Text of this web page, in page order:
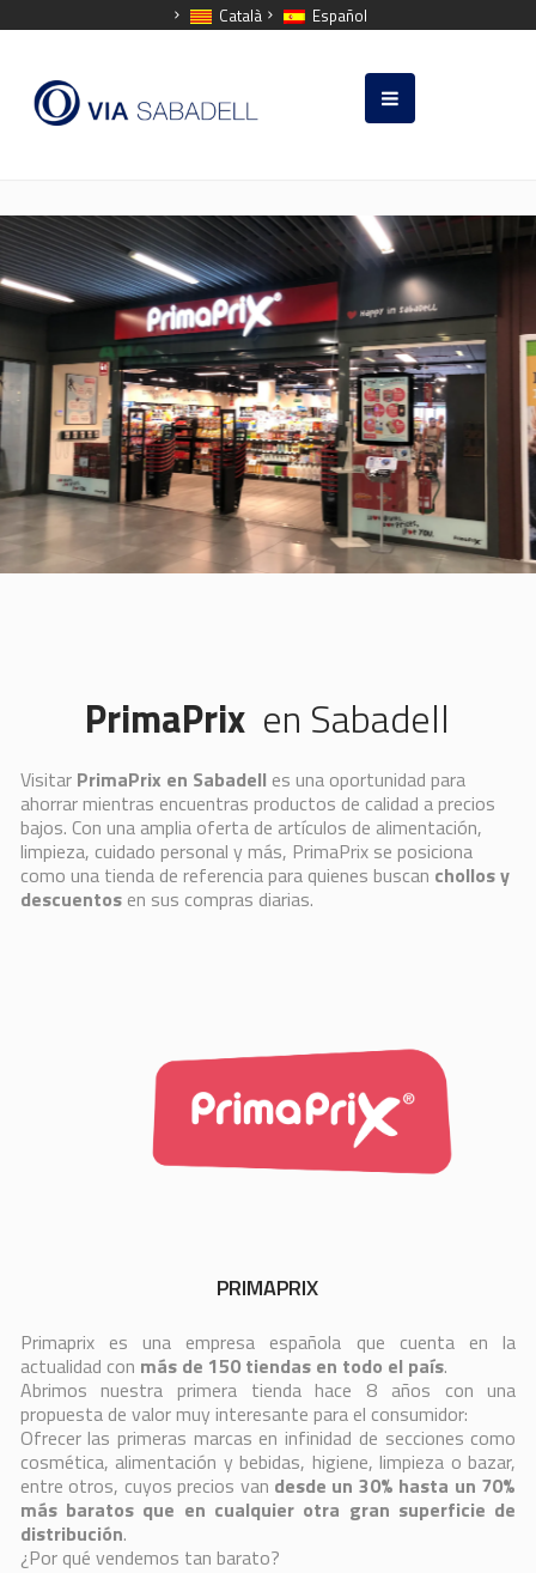
Català Español
PrimaPrix en Sabadell
Visitar PrimaPrix en Sabadell es una oportunidad para
ahorrar mientras encuentras productos de calidad a precios
bajos. Con una amplia oferta de artículos de alimentación,
limpieza, cuidado personal y más, PrimaPrix se posiciona
como una tienda de referencia para quienes buscan chollos y
descuentosen sus compras diarias.
PRIMAPRIX
Primaprix es una empresa española que cuenta en la
actualidad con más de 150 tiendas en todo el país.
Abrimos nuestra primera tienda hace 8 años con una
propuesta de valor muy interesante para el consumidor:
Ofrecer las primeras marcas en infinidad de secciones como
cosmética, alimentación y bebidas, higiene, limpieza o bazar,
entre otros, cuyos precios van desde un 30% hasta un 70%
más baratos que en cualquier otra gran superficie de
distribución.
¿Por qué vendemos tan barato?